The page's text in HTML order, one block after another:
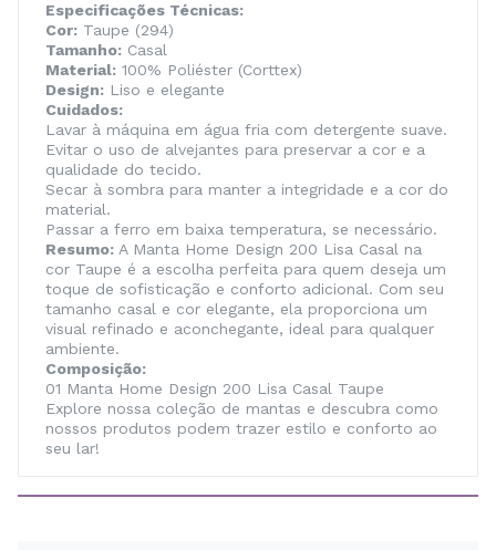
Especificações Técnicas:
Cor: Taupe (294)
Tamanho: Casal
Material: 100% Poliéster (Corttex)
Design: Liso e elegante
Cuidados:
Lavar à máquina em água fria com detergente suave.
Evitar o uso de alvejantes para preservar a cor e a
qualidade do tecido.
Secar à sombra para manter a integridade e a cor do
material.
Passar a ferro em baixa temperatura, se necessário.
Resumo: A Manta Home Design 200 Lisa Casal na
cor Taupe é a escolha perfeita para quem deseja um
toque de sofisticação e conforto adicional. Com seu
tamanho casal e cor elegante, ela proporciona um
visual refinado e aconchegante, ideal para qualquer
ambiente.
Composição:
01 Manta Home Design 200 Lisa Casal Taupe
Explore nossa coleção de mantas e descubra como
nossos produtos podem trazer estilo e conforto ao
seu lar!